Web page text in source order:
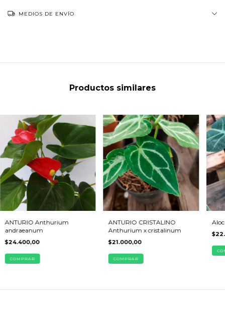
MEDIOS DE ENVÍO
Productos similares
ANTURIO Anthurium
andraeanum
$24.400,00
COMPRAR
ANTURIO CRISTALINO
Anthurium x cristalinum
$21.000,00
COMPRAR